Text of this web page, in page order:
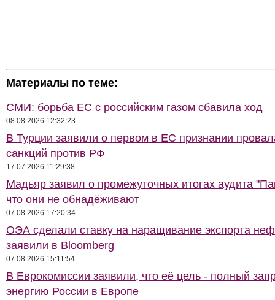
Материалы по теме:
СМИ: борьба ЕС с российским газом сбавила ход
08.08.2026 12:32:23
В Турции заявили о первом в ЕС признании
санкций против РФ
17.07.2026 11:29:38
Мадьяр заявил о промежуточных итогах аудита
что они не обнадёживают
07.08.2026 17:20:34
ОЭА сделали ставку на наращивание экспорта
заявили в Bloomberg
07.08.2026 15:11:54
В Еврокомиссии заявили, что её цель - полный
энергию России в Европе